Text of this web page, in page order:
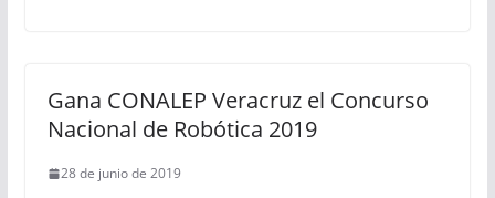
Gana CONALEP Veracruz el Concurso
Nacional de Robótica 2019
28 de junio de 2019